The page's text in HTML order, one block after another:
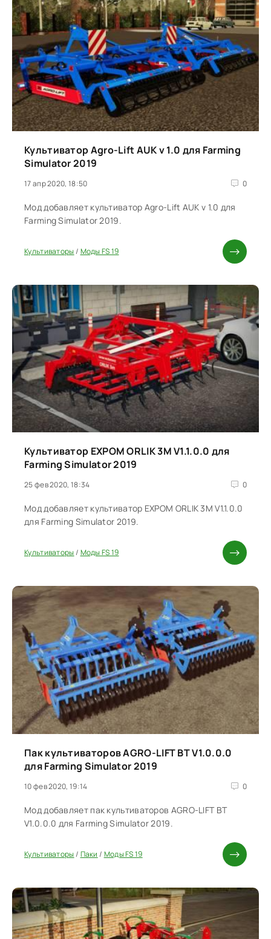
Культиватор Agro-Lift AUK v 1.0 для Farming
Simulator 2019
17 апр 2020, 18:50 0
Мод добавляет культиватор Agro-Lift AUK v 1.0 для
Farming Simulator 2019.
Культиваторы/ Моды FS 19
Культиватор EXPOM ORLIK 3M V1.1.0.0 для
Farming Simulator 2019
25 фев 2020, 18:34 0
Мод добавляет культиватор EXPOM ORLIK 3M V1.1.0.0
для Farming Simulator 2019.
Культиваторы/ Моды FS 19
Пак культиваторов AGRO-LIFT BT V1.0.0.0
для Farming Simulator 2019
10 фев 2020, 19:14 0
Мод добавляет пак культиваторов AGRO-LIFT BT
V1.0.0.0 для Farming Simulator 2019.
Культиваторы/ Паки / Моды FS 19